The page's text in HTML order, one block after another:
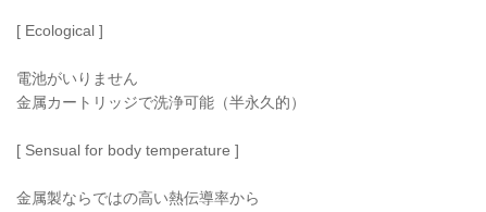
[ Ecological ]
電池がいりません
金属カートリッジで洗浄可能（半永久的）
[ Sensual for body temperature ]
金属製ならではの高い熱伝導率から